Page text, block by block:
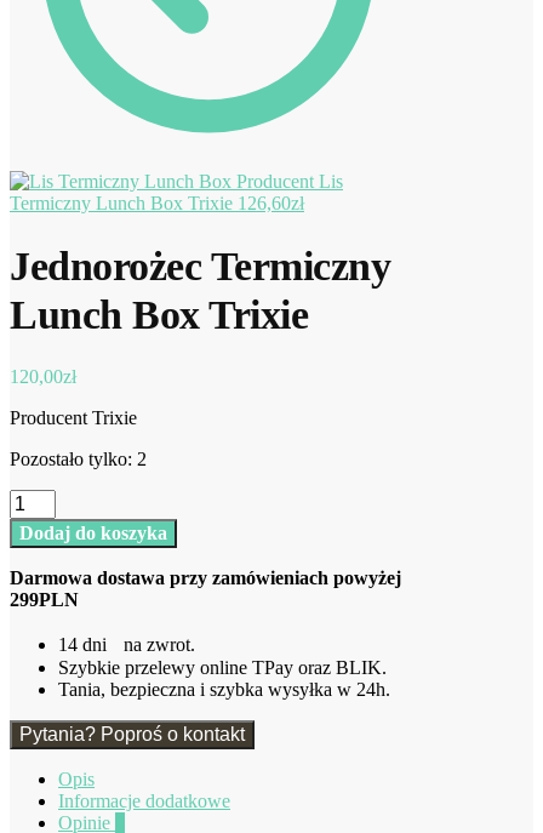
Lis
Termiczny Lunch Box Trixie 126,60zł
Jednorożec Termiczny
Lunch Box Trixie
120,00zł
Producent Trixie
Pozostało tylko: 2
ilość
Jednorożec
Termiczny
Box
Trixie
Dodaj do koszyka
Darmowa dostawa przy zamówieniach powyżej
299PLN
14 dni na zwrot.
Szybkie przelewy online TPay oraz BLIK.
Tania, bezpieczna i szybka wysyłka w 24h.
Pytania? Poproś o kontakt
Opis
Informacje dodatkowe
Opinie